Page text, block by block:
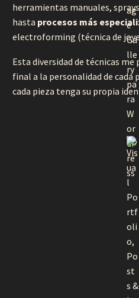
herramientas manuales,
hasta procesos más
electroforming (técnica de
Esta diversidad de técnicas
final a la personalidad de cada
cada pieza tenga su propia